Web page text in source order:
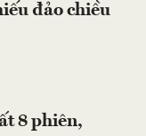
đảo chiều
8 phiên,